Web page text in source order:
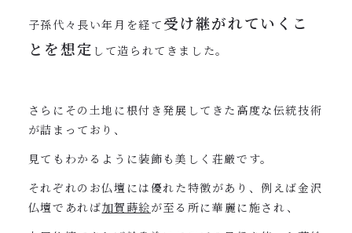
子孫代々長い年月を経て 受け継がれていくこ
とを想定 して造られてきました。
さらにその土地に根付き発展してきた高度な伝統技術
が詰まっており、
見てもわかるように装飾も美しく荘厳です。
それぞれのお仏壇には優れた特徴があり、例えば金沢
仏壇であれば加賀蒔絵が至る所に華麗に施され、